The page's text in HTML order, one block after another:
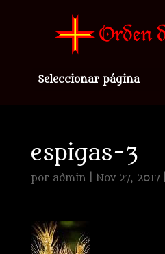
Seleccionar página
espigas-3
por admin Nov 27, 2017|